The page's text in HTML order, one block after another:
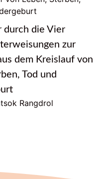
durch die Vier
zur
dem Kreislauf von
Tod und
Rangdrol